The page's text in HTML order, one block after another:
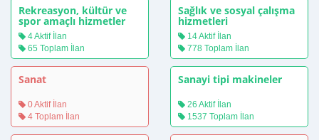
Rekreasyon, kültür ve
spor amaçlı hizmetler
4 Aktif İlan
65 Toplam İlan
Sağlık ve sosyal çalışma
hizmetleri
14 Aktif İlan
778 Toplam İlan
Sanat
0 Aktif İlan
4 Toplam İlan
Sanayi tipi makineler
26 Aktif İlan
1537 Toplam İlan